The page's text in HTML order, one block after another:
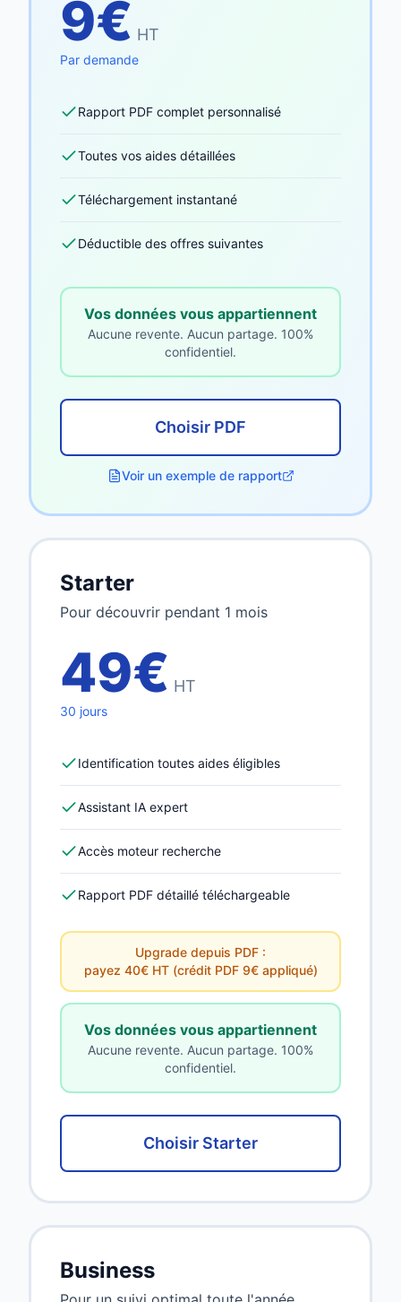
9€ HT
Par demande
Rapport PDF complet personnalisé
Toutes vos aides détaillées
Téléchargement instantané
Déductible des offres suivantes
Vos données vous appartiennent
Aucune revente. Aucun partage. 100%
confidentiel.
Choisir PDF
Voir un exemple de rapport
Starter
Pour découvrir pendant 1 mois
49€ HT
30 jours
Identification toutes aides éligibles
Assistant IA expert
Accès moteur recherche
Rapport PDF détaillé téléchargeable
Upgrade depuis PDF :
payez 40€ HT (crédit PDF 9€ appliqué)
Vos données vous appartiennent
Aucune revente. Aucun partage. 100%
confidentiel.
Choisir Starter
Business